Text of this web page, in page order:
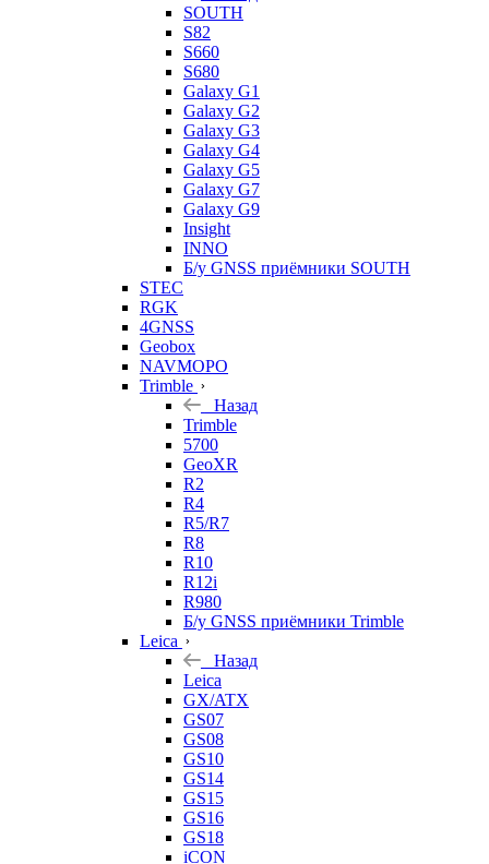
SOUTH
S82
S660
S680
Galaxy G1
Galaxy G2
Galaxy G3
Galaxy G4
Galaxy G5
Galaxy G7
Galaxy G9
Insight
INNO
Б/у GNSS приёмники SOUTH
STEC
RGK
4GNSS
Geobox
NAVMOPO
Trimble
Назад
Trimble
5700
GeoXR
R2
R4
R5/R7
R8
R10
R12i
R980
Б/у GNSS приёмники Trimble
Leica
Назад
Leica
GX/ATX
GS07
GS08
GS10
GS14
GS15
GS16
GS18
iCON